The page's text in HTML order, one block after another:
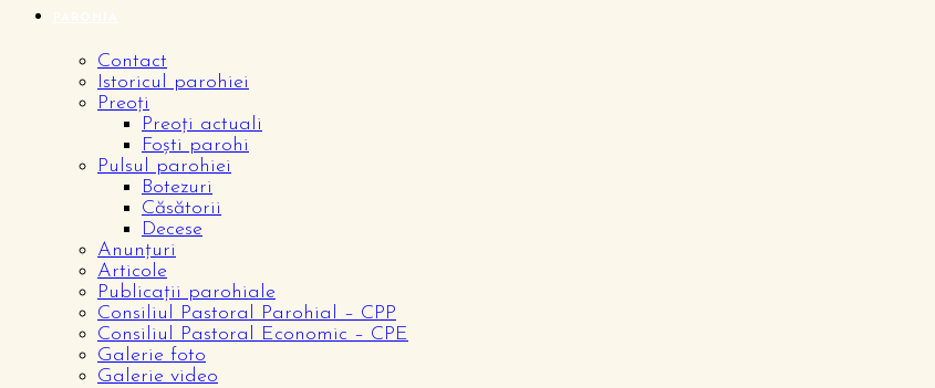
Contact
Istoricul parohiei
Preoți
Preoți actuali
Foști parohi
Pulsul parohiei
Botezuri
Căsătorii
Decese
Anunțuri
Articole
Publicații parohiale
Consiliul Pastoral Parohial – CPP
Consiliul Pastoral Economic – CPE
Galerie foto
Galerie video